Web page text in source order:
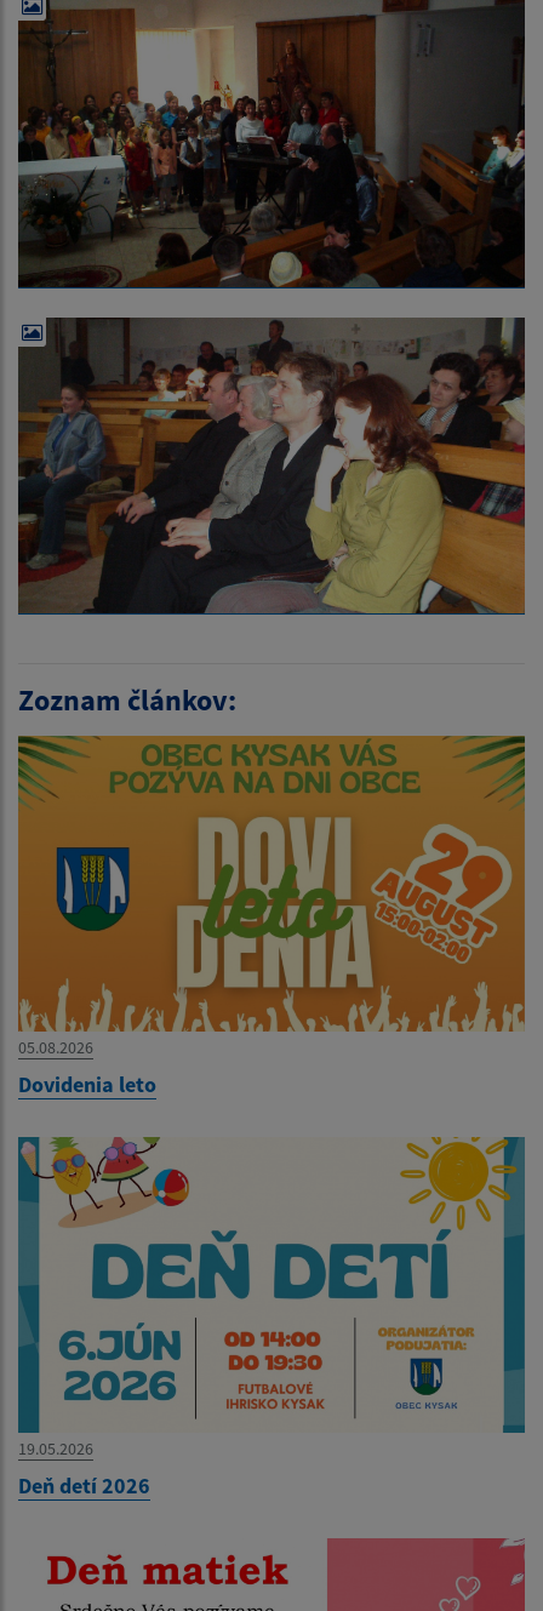
Zoznam článkov:
05.08.2026
Dovidenia leto
19.05.2026
Deň detí 2026